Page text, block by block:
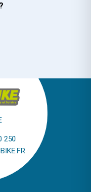
250